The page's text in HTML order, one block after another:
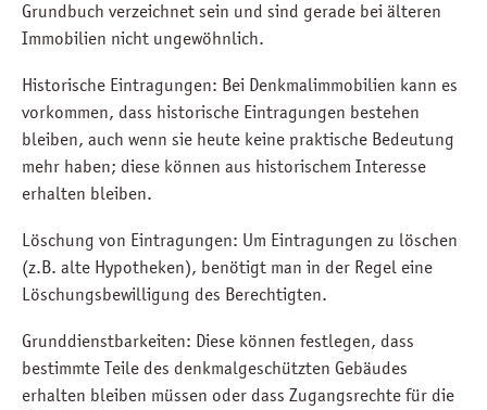
Grundbuch verzeichnet sein und sind gerade bei älteren
Immobilien nicht ungewöhnlich.
Historische Eintragungen: Bei Denkmalimmobilien kann es
vorkommen, dass historische Eintragungen bestehen
bleiben, auch wenn sie heute keine praktische Bedeutung
mehr haben; diese können aus historischem Interesse
erhalten bleiben.
Löschung von Eintragungen: Um Eintragungen zu löschen
(z.B. alte Hypotheken), benötigt man in der Regel eine
Löschungsbewilligung des Berechtigten.
Grunddienstbarkeiten: Diese können festlegen, dass
bestimmte Teile des denkmalgeschützten Gebäudes
erhalten bleiben müssen oder dass Zugangsrechte für die